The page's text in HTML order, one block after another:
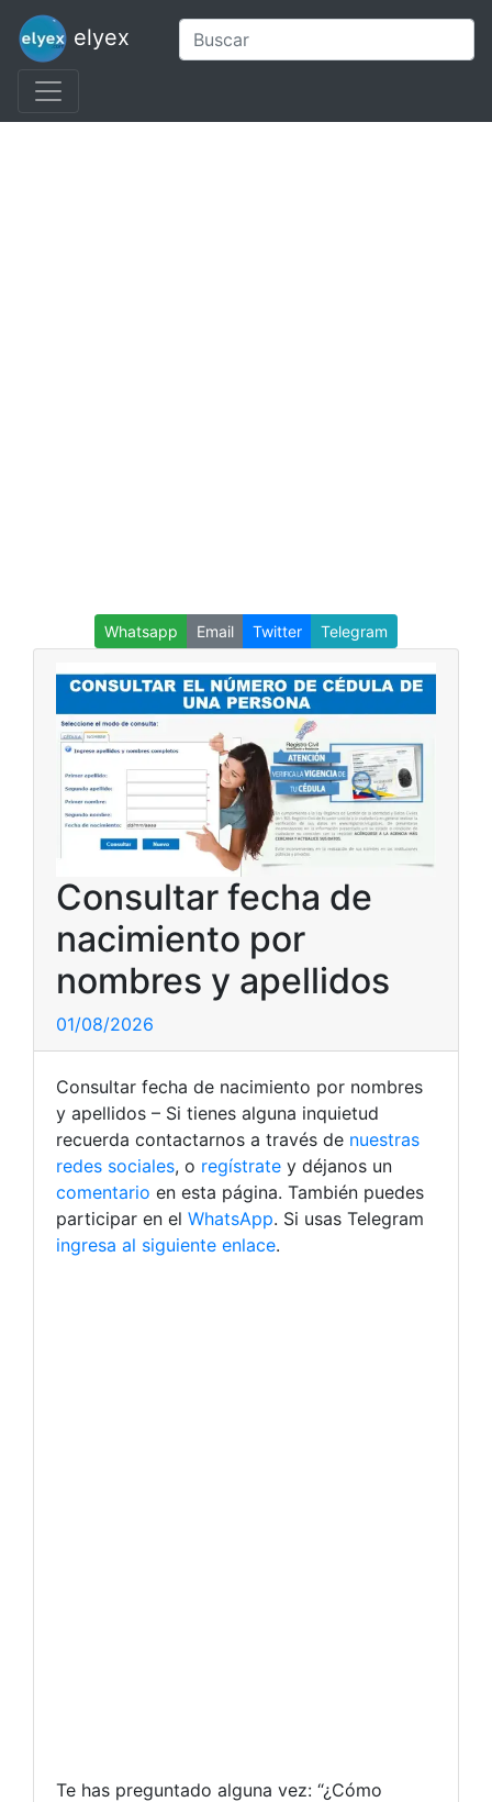
elyex
Whatsapp Email Twitter Telegram
Consultar fecha de
nacimiento por
nombres y apellidos
01/08/2026
Consultar fecha de nacimiento por nombres
y apellidos – Si tienes alguna inquietud
recuerda contactarnos a través de nuestras
redes sociales, o regístrate y déjanos un
comentario en esta página. También puedes
participar en el WhatsApp. Si usas Telegram
ingresa al siguiente enlace.
Te has preguntado alguna vez: “¿Cómo